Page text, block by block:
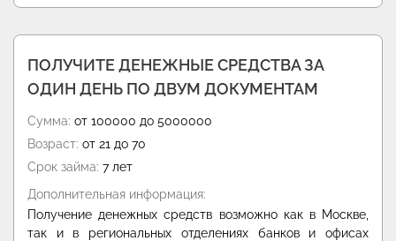
ПОЛУЧИТЕ ДЕНЕЖНЫЕ СРЕДСТВА ЗА
ОДИН ДЕНЬ ПО ДВУМ ДОКУМЕНТАМ
Сумма: от 100000 до 5000000
Возраст: от 21 до 70
Срок займа: 7 лет
Дополнительная информация:
Получение денежных средств возможно как в Москве,
так и в региональных отделениях банков и офисах